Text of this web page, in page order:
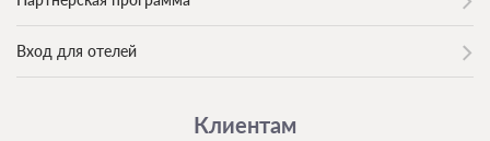
Вход для отелей
Клиентам